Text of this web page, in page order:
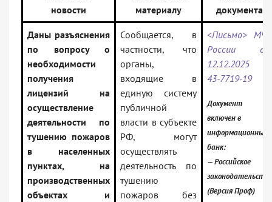
новости
материалу
документа
Даны разъяснения
по вопросу о
необходимости
получения
лицензий на
осуществление
деятельности по
тушению пожаров
в населенных
пунктах, на
производственных
объектах и
Сообщается, в
частности, что
органы,
входящие в
единую систему
публичной
власти в субъекте
РФ, могут
осуществлять
деятельность по
тушению
пожаров без
<Письмо> МЧС
России от
12.12.2025 N
43-7719-19
Документ
включен в
информационный
банк:
— Российское
законодательство
(Версия Проф)